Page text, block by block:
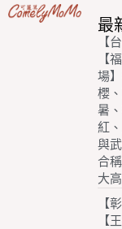
最
【
【
場
櫻
暑
紅
與
合
大
【
【